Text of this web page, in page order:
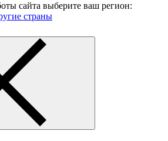
сайта выберите ваш регион:
страны